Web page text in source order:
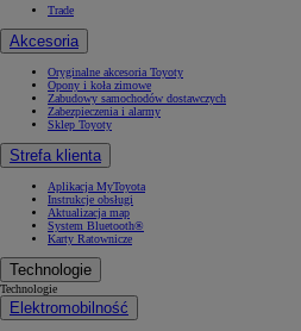
Trade
Akcesoria
Oryginalne akcesoria Toyoty
Opony i koła zimowe
Zabudowy samochodów dostawczych
Zabezpieczenia i alarmy
Sklep Toyoty
Strefa klienta
Aplikacja MyToyota
Instrukcje obsługi
Aktualizacja map
System Bluetooth®
Karty Ratownicze
Technologie
Technologie
Elektromobilność